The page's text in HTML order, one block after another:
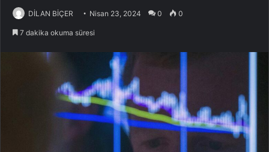
DİLAN BİÇER Nisan 23, 2024 0 0
7 dakika okuma süresi